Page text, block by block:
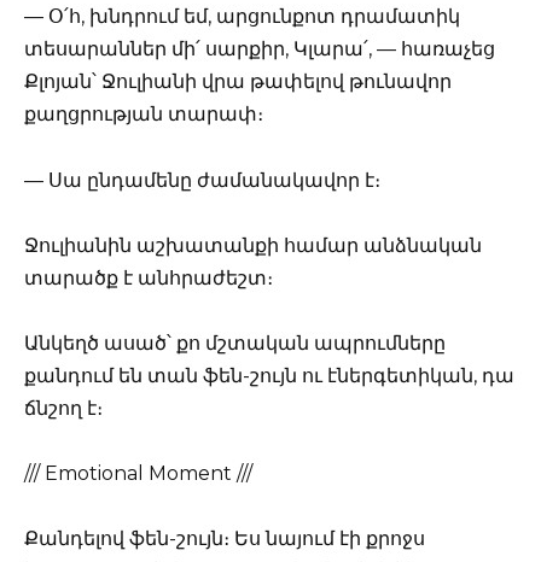
— Օ՛հ, խնդրում եմ, արցունքոտ դրամատիկ
տեսարաններ մի՛ սարքիր, Կլարա՛, — հառաչեց
Քլոյան՝ Ջուլիանի վրա թափելով թունավոր
քաղցրության տարափ։
— Սա ընդամենը ժամանակավոր է։
Ջուլիանին աշխատանքի համար անձնական
տարածք է անհրաժեշտ։
Անկեղծ ասած՝ քո մշտական ապրումները
քանդում են տան ֆեն-շույն ու էներգետիկան, դա
ճնշող է։
/// Emotional Moment ///
Քանդելով ֆեն-շույն։ Ես նայում էի քրոջս